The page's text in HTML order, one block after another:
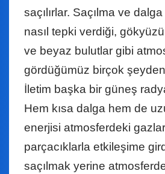
saçılırlar. Saçılma ve
nasıl tepki verdiği,
ve beyaz bulutlar gibi
gördüğümüz birçok
İletim başka bir güneş
Hem kısa dalga hem de
enerjisi atmosferdeki
parçacıklarla etkileşime
saçılmak yerine